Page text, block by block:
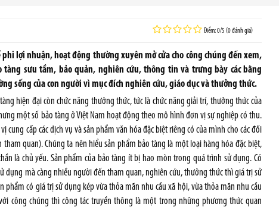
Điểm: 0/5 (0 đánh giá)
lợi nhuận, hoạt động thường xuyên mở cửa cho công chúng đến xem,
sưu tầm, bảo quản, nghiên cứu, thông tin và trưng bày các bằng
sống của con người vì mục đích nghiên cứu, giáo dục và thưởng thức.
hiện đại còn chức năng thưởng thức, tức là chức năng giải trí, thưởng thức của
một số bảo tàng ở Việt Nam hoạt động theo mô hình đơn vị sự nghiệp có thu.
cung cấp các dịch vụ và sản phẩm văn hóa đặc biệt riêng có của mình cho các đối
quan). Chúng ta nên hiểu sản phẩm bảo tàng là một loại hàng hóa đặc biệt,
là chủ yếu. Sản phẩm của bảo tàng ít bị hao mòn trong quá trình sử dụng. Có
dụng mà càng nhiều người đến tham quan, nghiên cứu, thưởng thức thì giá trị sử
phẩm có giá trị sử dụng kép vừa thỏa mãn nhu cầu xã hội, vừa thỏa mãn nhu cầu
công chúng thì công tác truyền thông là một trong những phương thức quan